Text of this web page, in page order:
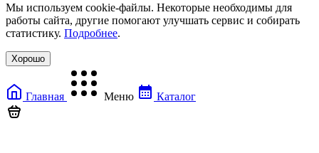
Мы используем cookie-файлы. Некоторые необходимы для
работы сайта, другие помогают улучшать сервис и собирать
статистику. Подробнее.
Хорошо
Главная Меню Каталог